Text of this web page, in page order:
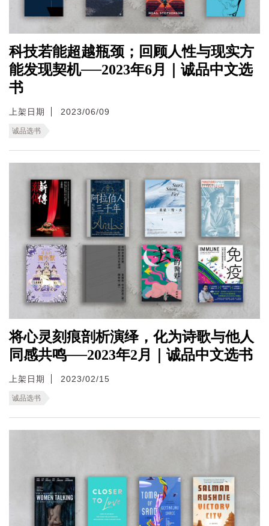
科技若能超越瓶颈；回顾人性与现实方
能发现契机──2023年6月｜诚品中文选
书
上架日期 2023/06/09
诚品选书
将心灵刻痕剖析演绎，化为诗歌与他人
同感共鸣──2023年2月｜诚品中文选书
上架日期 2023/02/15
诚品选书